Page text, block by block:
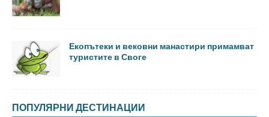
Екопътеки и вековни манастири примамват
туристите в Своге
ПОПУЛЯРНИ ДЕСТИНАЦИИ